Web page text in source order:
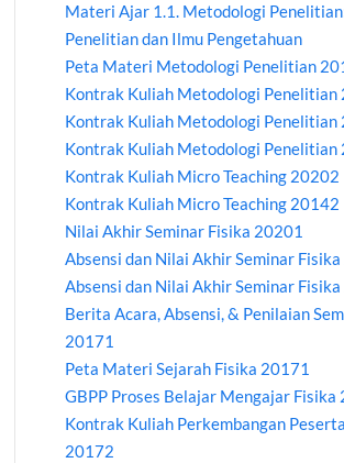
Materi Ajar 1.1. Metodologi
Penelitian dan Ilmu Pengetahuan
Peta Materi Metodologi Penelitian
Kontrak Kuliah Metodologi Penelitian
Kontrak Kuliah Metodologi Penelitian
Kontrak Kuliah Metodologi Penelitian
Kontrak Kuliah Micro Teaching 20202
Kontrak Kuliah Micro Teaching 20142
Nilai Akhir Seminar Fisika 20201
Absensi dan Nilai Akhir Seminar
Absensi dan Nilai Akhir Seminar
Berita Acara, Absensi, & Penilaian
20171
Peta Materi Sejarah Fisika 20171
GBPP Proses Belajar Mengajar Fisika
Kontrak Kuliah Perkembangan
20172